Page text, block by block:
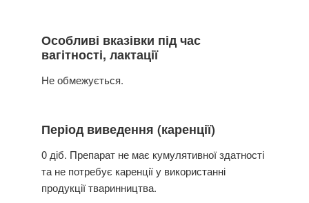
Особливі вказівки під час
вагітності, лактації
Не обмежується.
Період виведення (каренції)
0 діб. Препарат не має кумулятивної здатності
та не потребує каренції у використанні
продукції тваринництва.